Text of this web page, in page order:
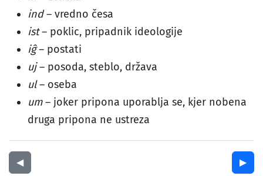
ind– vredno česa
ist– poklic, pripadnik ideologije
iĝ– postati
uj– posoda, steblo, država
ul– oseba
um– joker pripona uporablja se, kjer nobena
druga pripona ne ustreza
◀︎ ▶︎